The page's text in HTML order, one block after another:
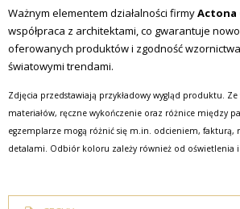
Ważnym elementem działalności firmyActona
współpraca z architektami, co gwarantuje
oferowanych produktów i zgodność
światowymi trendami.
Zdjęcia przedstawiają przykładowy wygląd produktu. Ze
materiałów, ręczne wykończenie oraz różnice między
egzemplarze mogą różnić się m.in. odcieniem, fakturą,
detalami. Odbiór koloru zależy również od oświetlenia i